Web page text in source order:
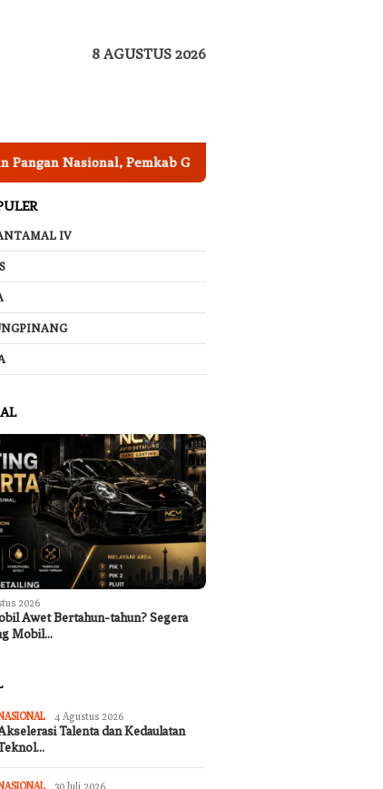
8 AGUSTUS 2026
Pemkab Garut Harus Peka Mengatasi Ancaman
IV
2026
Awet Bertahun-tahun? Segera
Mobil…
4 Agustus 2026
Talenta dan Kedaulatan
30 Juli 2026